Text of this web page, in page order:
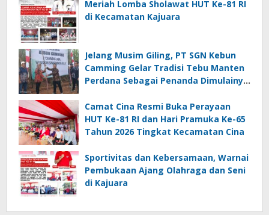
Meriah Lomba Sholawat HUT Ke-81 RI
di Kecamatan Kajuara
Jelang Musim Giling, PT SGN Kebun
Camming Gelar Tradisi Tebu Manten
Perdana Sebagai Penanda Dimulainya
Camat Cina Resmi Buka Perayaan
HUT Ke-81 RI dan Hari Pramuka Ke-65
Tahun 2026 Tingkat Kecamatan Cina
Sportivitas dan Kebersamaan, Warnai
Pembukaan Ajang Olahraga dan Seni
di Kajuara